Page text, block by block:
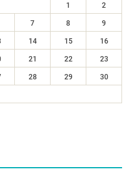
1 2
7 8 9
14 15 16
21 22 23
28 29 30